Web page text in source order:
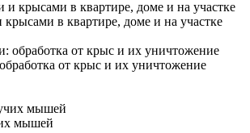
в квартире, доме и на участке
от крыс и их уничтожение
мышей